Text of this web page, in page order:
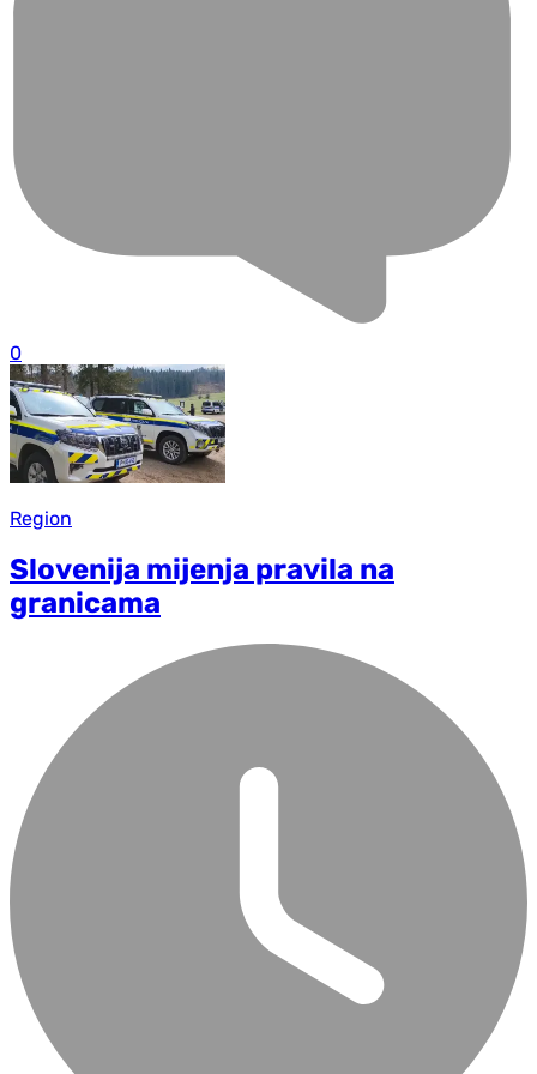
0
Region
Slovenija mijenja pravila na
granicama